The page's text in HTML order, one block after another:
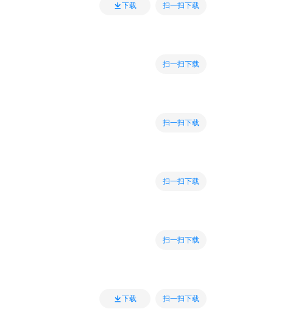
下载 扫一扫下载
扫一扫下载
扫一扫下载
扫一扫下载
扫一扫下载
下载 扫一扫下载